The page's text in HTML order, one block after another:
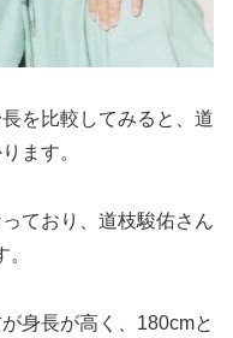
を比較してみると、道
ます。
っており、道枝駿佑さん
身長が高く、180cmと